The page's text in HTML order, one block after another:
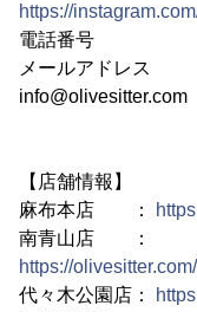
https://
電話番号
メールア
info@olivesitter.com
【店舗情報】
麻布本店 ：
南青山店 ：
https://
代々木公園店：